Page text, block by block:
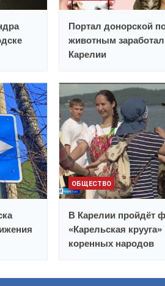
Портал донорской
животным
Карелии
ОБЩЕСТВО
В Карелии пройдёт
«Карельская
коренных народов